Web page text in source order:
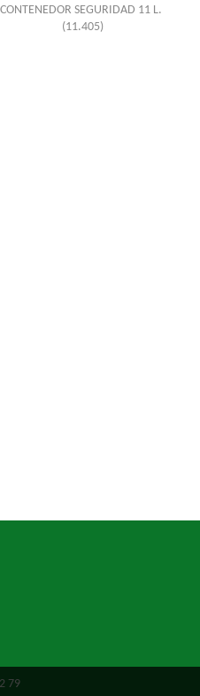
CONTENEDOR SEGURIDAD 11 L.
(11.405)
79